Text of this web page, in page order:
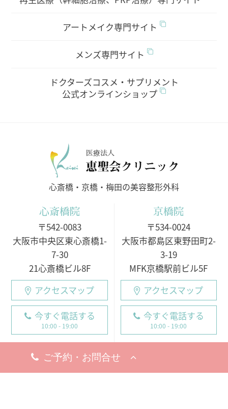
アートメイク専門サイト
メンズ専門サイト
ドクターズコスメ・サプリメント
公式オンラインショップ
医療法人
心斎橋・京橋・梅田の美容整形外科
心斎橋院
〒542-0083
大阪市中央区東心斎橋1-
7-30
21心斎橋ビル8F
アクセスマップ
今すぐ電話する
10:00 - 19:00
○月・火・水
10:00 - 19:00
京橋院
〒534-0024
大阪市都島区東野田町2-
3-19
MFK京橋駅前ビル5F
アクセスマップ
今すぐ電話する
10:00 - 19:00